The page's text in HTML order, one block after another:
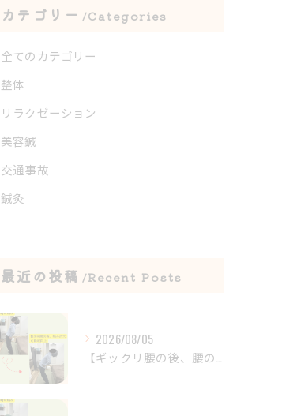
カテゴリー Categories
全てのカテゴリー
整体
リラクゼーション
美容鍼
交通事故
鍼灸
最近の投稿 Recent Posts
2026/08/05